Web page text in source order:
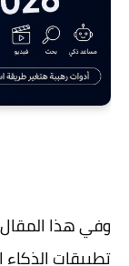
وفي هذا